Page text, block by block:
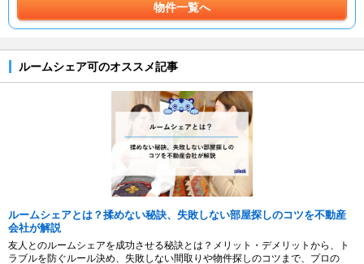
物件一覧へ
ルームシェア可のオススメ記事
ルームシェアとは？揉めない秘訣、失敗しない部屋探しのコツを不動産
会社が解説
友人とのルームシェアを成功させる秘訣とは？メリット・デメリットから、ト
ラブルを防ぐルール決め、失敗しない間取りや物件探しのコツまで、プロの